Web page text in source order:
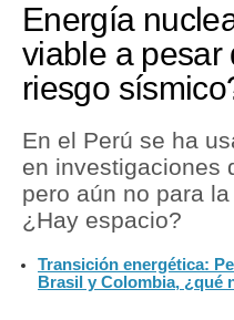
Perú
Política
Finanzas Personales
Inmobiliarias
Plus G
Energía
viable a pesar
riesgo
En el Perú se ha
en investigaciones
pero aún no para
¿Hay espacio?
Transición energética:
Brasil y Colombia, ¿qué